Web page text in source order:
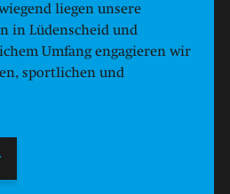
liegen unsere
in Lüdenscheid und
Umfang engagieren wir
sportlichen und